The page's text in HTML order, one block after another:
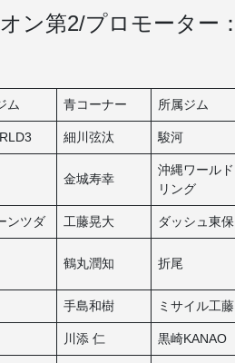
ン第2/プロモーター：
ム 青コーナー 所属ジム
細川弦汰 駿河
金城寿幸
沖縄ワールド
リング
ンツダ 工藤晃大 ダッシュ東保
鶴丸潤知 折尾
手島和樹 ミサイル工藤
川添 仁 黒崎KANAO